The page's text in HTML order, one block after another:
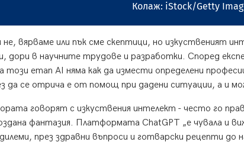
Колаж: iStock/Getty
вярваме или пък сме скептици, но изкуственият
дори в научните трудове и разработки. Според
този етап AI няма как да измести определени
да се отрича е от помощ при дадени ситуации, а и
говорят с изкуствения интелект - често го
фантазия. Платформата ChatGPT „е чувала и
през здравни въпроси и готварски рецепти до